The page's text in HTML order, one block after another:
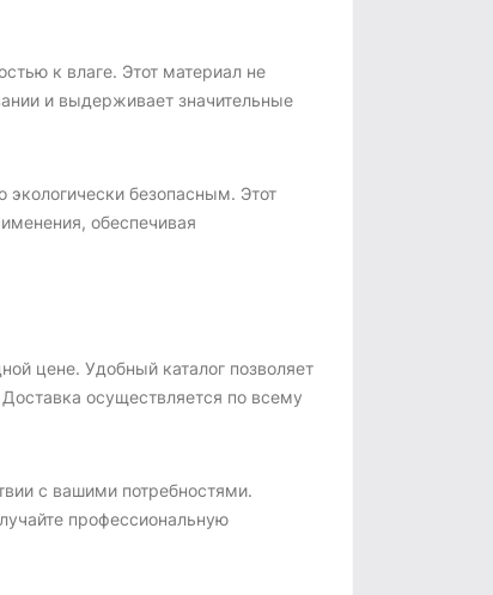
к влаге. Этот материал не
и выдерживает значительные
экологически безопасным. Этот
обеспечивая
цене. Удобный каталог позволяет
осуществляется по всему
с вашими потребностями.
профессиональную